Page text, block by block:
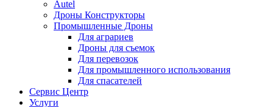
Autel
Дроны Конструкторы
Промышленные Дроны
Для аграриев
Дроны для съемок
Для перевозок
Для промышленного использования
Для спасателей
Сервис Центр
Услуги